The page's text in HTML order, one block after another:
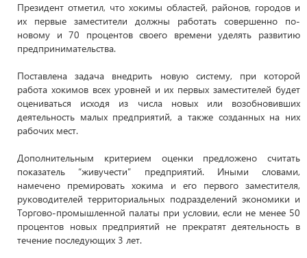
Президент отметил, что хокимы областей, районов, городов и
их первые заместители должны работать совершенно по-
новому и 70 процентов своего времени уделять развитию
предпринимательства.
Поставлена задача внедрить новую систему, при которой
работа хокимов всех уровней и их первых заместителей будет
оцениваться исходя из числа новых или возобновивших
деятельность малых предприятий, а также созданных на них
рабочих мест.
Дополнительным критерием оценки предложено считать
показатель “живучести” предприятий. Иными словами,
намечено премировать хокима и его первого заместителя,
руководителей территориальных подразделений экономики и
Торгово-промышленной палаты при условии, если не менее 50
процентов новых предприятий не прекратят деятельность в
течение последующих 3 лет.